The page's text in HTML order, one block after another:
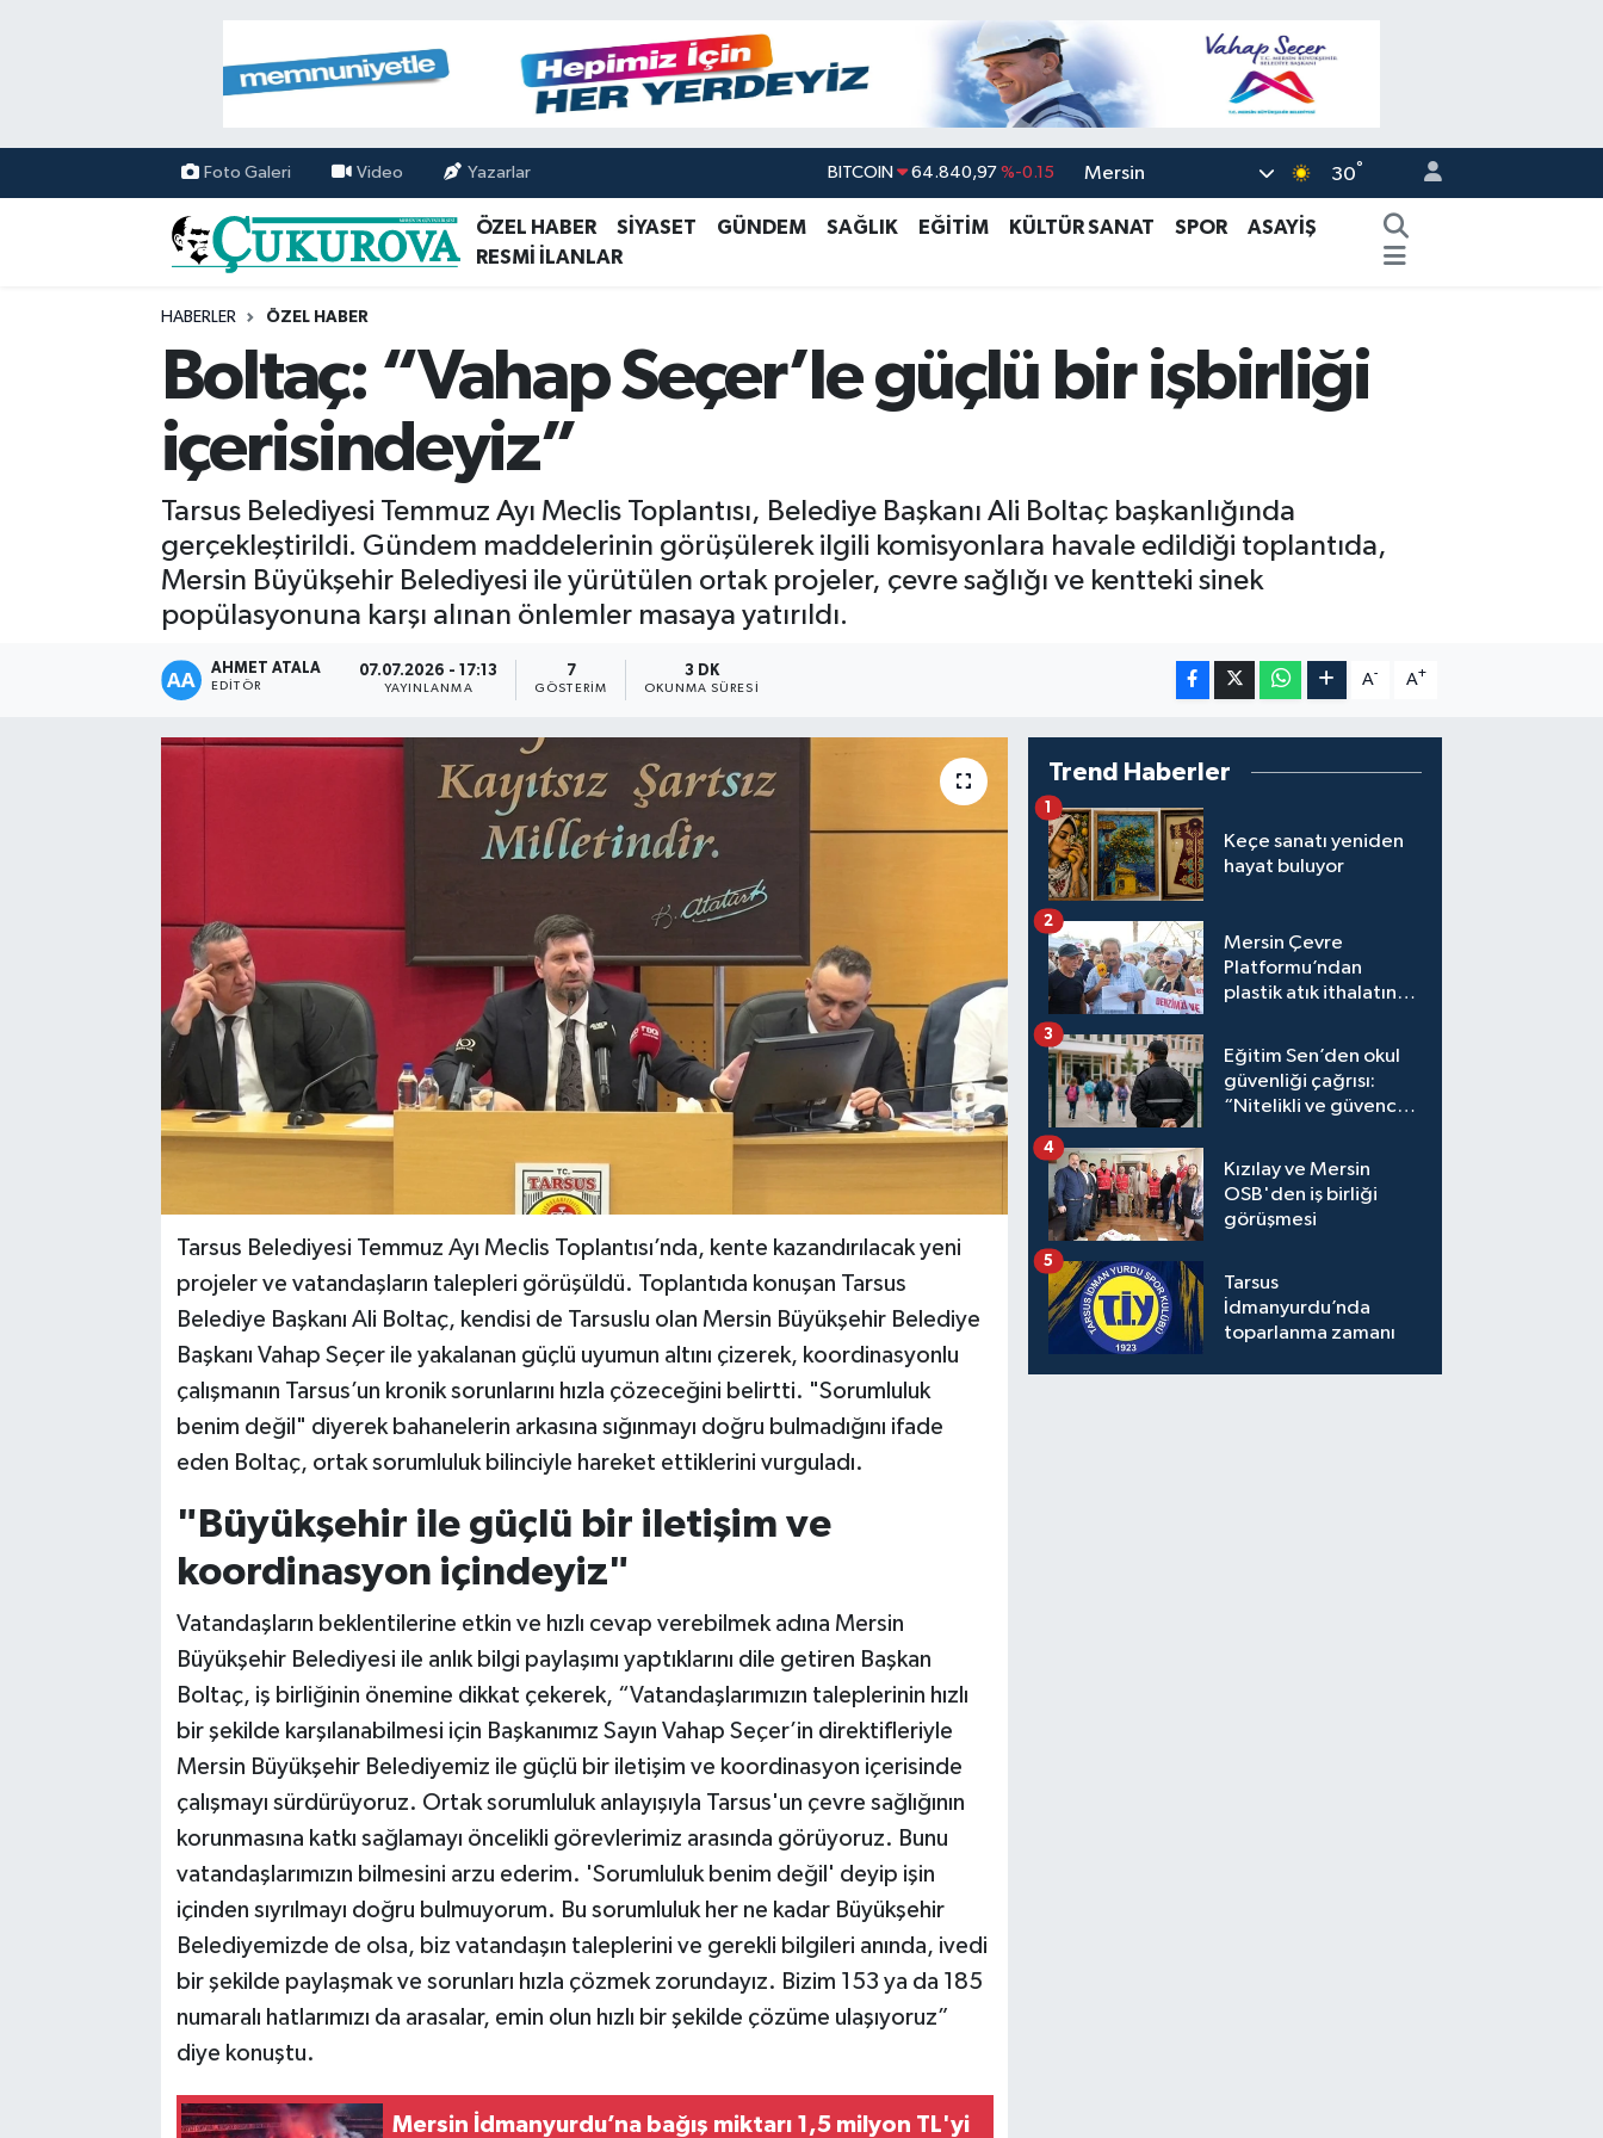
Foto Galeri Video Yazarlar DOLAR 47,7436 %0.18
EURO 55,2510 %0.32
BITCOIN 64.840,97 %-0.15
Mersin 30°
ÖZEL HABER SİYASET GÜNDEM SAĞLIK EĞİTİM KÜLTÜR SANAT SPOR
ASAYİŞ
RESMİ İLANLAR
HABERLER ÖZEL HABER
Boltaç: “Vahap Seçer’le güçlü bir işbirliği
içerisindeyiz”
Tarsus Belediyesi Temmuz Ayı Meclis Toplantısı, Belediye Başkanı Ali Boltaç başkanlığında
gerçekleştirildi. Gündem maddelerinin görüşülerek ilgili komisyonlara havale edildiği toplantıda,
Mersin Büyükşehir Belediyesi ile yürütülen ortak projeler, çevre sağlığı ve kentteki sinek
popülasyonuna karşı alınan önlemler masaya yatırıldı.
AHMET ATALA
EDITÖR
07.07.2026 - 17:13
YAYINLANMA
7
GÖSTERIM
3 DK
OKUNMA SÜRESI
A- A+
Tarsus Belediyesi Temmuz Ayı Meclis Toplantısı’nda, kente kazandırılacak yeni
projeler ve vatandaşların talepleri görüşüldü. Toplantıda konuşan Tarsus
Belediye Başkanı Ali Boltaç, kendisi de Tarsuslu olan Mersin Büyükşehir Belediye
Başkanı Vahap Seçer ile yakalanan güçlü uyumun altını çizerek, koordinasyonlu
çalışmanın Tarsus’un kronik sorunlarını hızla çözeceğini belirtti. "Sorumluluk
benim değil" diyerek bahanelerin arkasına sığınmayı doğru bulmadığını ifade
eden Boltaç, ortak sorumluluk bilinciyle hareket ettiklerini vurguladı.
"Büyükşehir ile güçlü bir iletişim ve
koordinasyon içindeyiz"
Vatandaşların beklentilerine etkin ve hızlı cevap verebilmek adına Mersin
Büyükşehir Belediyesi ile anlık bilgi paylaşımı yaptıklarını dile getiren Başkan
Boltaç, iş birliğinin önemine dikkat çekerek, “Vatandaşlarımızın taleplerinin hızlı
bir şekilde karşılanabilmesi için Başkanımız Sayın Vahap Seçer’in direktifleriyle
Mersin Büyükşehir Belediyemiz ile güçlü bir iletişim ve koordinasyon içerisinde
çalışmayı sürdürüyoruz. Ortak sorumluluk anlayışıyla Tarsus'un çevre sağlığının
korunmasına katkı sağlamayı öncelikli görevlerimiz arasında görüyoruz. Bunu
vatandaşlarımızın bilmesini arzu ederim. 'Sorumluluk benim değil' deyip işin
içinden sıyrılmayı doğru bulmuyorum. Bu sorumluluk her ne kadar Büyükşehir
Belediyemizde de olsa, biz vatandaşın taleplerini ve gerekli bilgileri anında, ivedi
bir şekilde paylaşmak ve sorunları hızla çözmek zorundayız. Bizim 153 ya da 185
numaralı hatlarımızı da arasalar, emin olun hızlı bir şekilde çözüme ulaşıyoruz”
diye konuştu.
Mersin İdmanyurdu’na bağış miktarı 1,5 milyon TL'yi
Trend Haberler
Keçe sanatı yeniden
hayat buluyor
1
Mersin Çevre
Platformu’ndan
plastik atık ithalatına
2
Eğitim Sen’den okul
güvenliği çağrısı:
“Nitelikli ve güvenceli
3
Kızılay ve Mersin
OSB'den iş birliği
görüşmesi
4
Tarsus
İdmanyurdu’nda
toparlanma zamanı
5
Mersin Nöbetçi Eczaneler
Mersin Hava Durumu
Mersin Namaz Vakitleri
Mersin Trafik Yoğunluk Haritası
Tüm Manşetler
Son Dakika Haberleri
Haber Arşivi